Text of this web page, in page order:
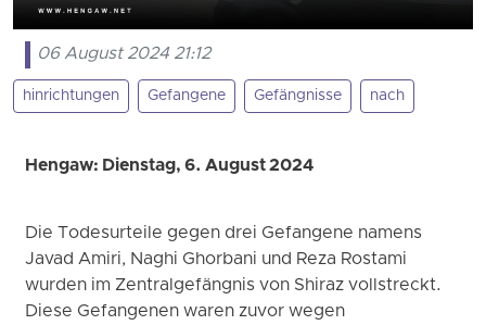
06 August 2024 21:12
hinrichtungen Gefangene Gefängnisse nach
Hengaw: Dienstag, 6. August 2024
Die Todesurteile gegen drei Gefangene namens
Javad Amiri, Naghi Ghorbani und Reza Rostami
wurden im Zentralgefängnis von Shiraz vollstreckt.
Diese Gefangenen waren zuvor wegen